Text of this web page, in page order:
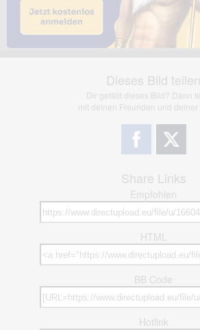
Das dargestellte Bild wurde von einem Nutzer
übernimmt keinerlei Haftung für den Inhalt des
jedoch bei Verstößen nach §2(3)
Dieses Bild teilen
Dir gefällt dieses Bild? Dann
mit deinen Freunden und deiner
Share Links
Empfohlen
HTML
BB Code
Hotlink